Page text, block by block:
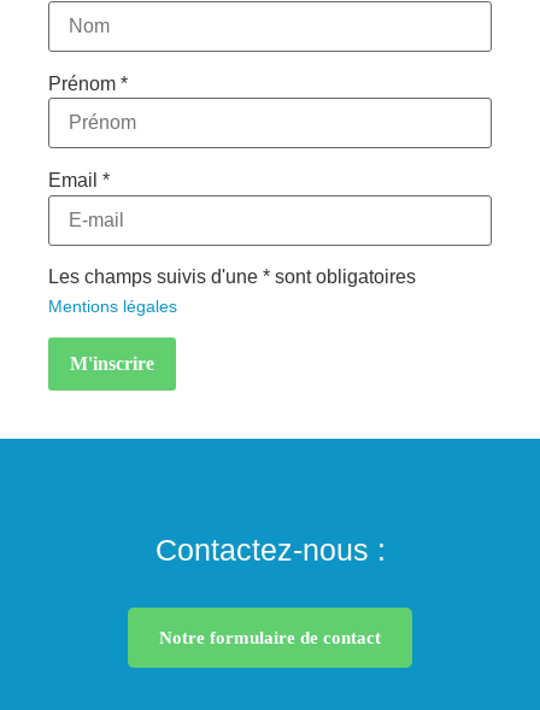
Prénom *
Email *
Les champs suivis d'une * sont obligatoires
Mentions légales
Contactez-nous :
Notre formulaire de contact